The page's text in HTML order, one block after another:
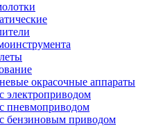
окрасочные аппараты
электроприводом
пневмоприводом
бензиновым приводом